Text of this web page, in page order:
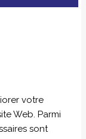
votre
Web. Parmi
sont